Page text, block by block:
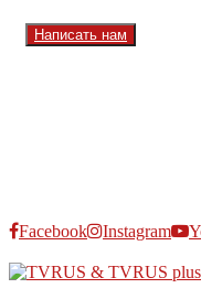
Написать нам
Facebook Instagram